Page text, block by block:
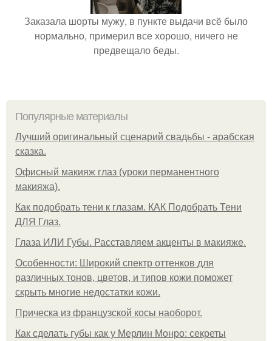
Заказала шорты мужу, в пункте выдачи всё было
нормально, примерил все хорошо, ничего не
предвещало беды.
Популярные материалы
Лучший оригинальный сценарий свадьбы - арабская
сказка.
Офисный макияж глаз (уроки перманентного
макияжа).
Как подобрать тени к глазам. КАК Подобрать Тени
ДЛЯ Глаз.
Глаза ИЛИ Губы. Расставляем акценты в макияже.
Особенности: Широкий спектр оттенков для
различных тонов, цветов, и типов кожи поможет
скрыть многие недостатки кожи.
Прическа из французской косы наоборот.
Как сделать губы как у Мерлин Монро: секреты